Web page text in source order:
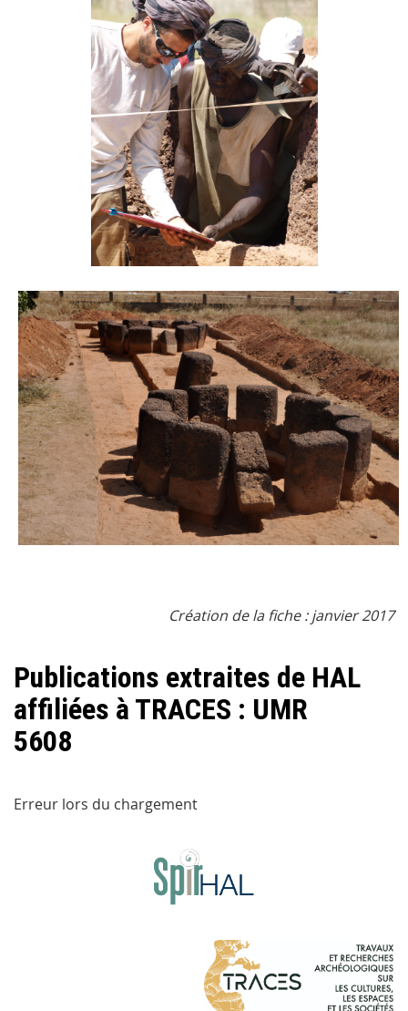
Création de la fiche : janvier 2017
Publications extraites de HAL
affiliées à TRACES : UMR
5608
Erreur lors du chargement